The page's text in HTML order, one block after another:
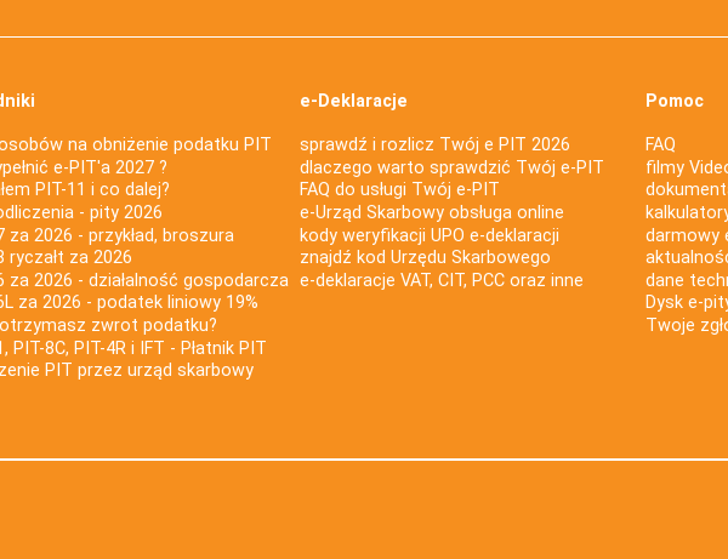
na obniżenie podatku PIT
e-PIT'a 2027 ?
PIT-11 i co dalej?
- pity 2026
za 2026 - przykład, broszura
ryczałt za 2026
za 2026 - działalność gospodarcza
za 2026 - podatek liniowy 19%
zwrot podatku?
PIT-8C, PIT-4R i IFT - Płatnik PIT
PIT przez urząd skarbowy
e-Deklaracje
sprawdź i rozlicz Twój e PIT 2026
dlaczego warto sprawdzić Twój e-PIT
FAQ do usługi Twój e-PIT
e-Urząd Skarbowy obsługa online
kody weryfikacji UPO e-deklaracji
znajdź kod Urzędu Skarbowego
e-deklaracje VAT, CIT, PCC oraz inne
Pomoc
FAQ
filmy
darmowy
dane
Dysk e-
Twoje